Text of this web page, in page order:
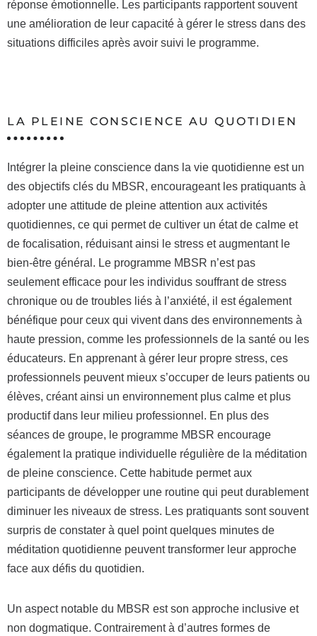
réponse émotionnelle. Les participants rapportent souvent
une amélioration de leur capacité à gérer le stress dans des
situations difficiles après avoir suivi le programme.
LA PLEINE CONSCIENCE AU QUOTIDIEN
Intégrer la pleine conscience dans la vie quotidienne est un
des objectifs clés du MBSR, encourageant les pratiquants à
adopter une attitude de pleine attention aux activités
quotidiennes, ce qui permet de cultiver un état de calme et
de focalisation, réduisant ainsi le stress et augmentant le
bien-être général. Le programme MBSR n’est pas
seulement efficace pour les individus souffrant de stress
chronique ou de troubles liés à l’anxiété, il est également
bénéfique pour ceux qui vivent dans des environnements à
haute pression, comme les professionnels de la santé ou les
éducateurs. En apprenant à gérer leur propre stress, ces
professionnels peuvent mieux s’occuper de leurs patients ou
élèves, créant ainsi un environnement plus calme et plus
productif dans leur milieu professionnel. En plus des
séances de groupe, le programme MBSR encourage
également la pratique individuelle régulière de la méditation
de pleine conscience. Cette habitude permet aux
participants de développer une routine qui peut durablement
diminuer les niveaux de stress. Les pratiquants sont souvent
surpris de constater à quel point quelques minutes de
méditation quotidienne peuvent transformer leur approche
face aux défis du quotidien.
Un aspect notable du MBSR est son approche inclusive et
non dogmatique. Contrairement à d’autres formes de